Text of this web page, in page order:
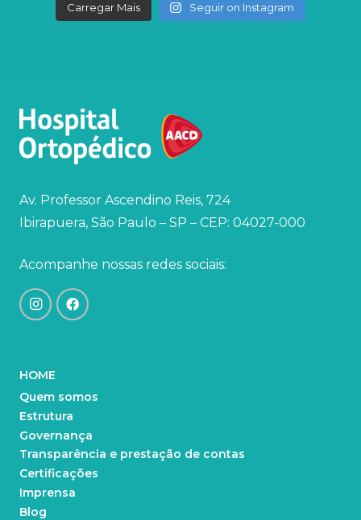
Carregar Mais Seguir on Instagram
Av. Professor Ascendino Reis, 724
Ibirapuera, São Paulo – SP – CEP: 04027-000
Acompanhe nossas redes sociais:
HOME
Quem somos
Estrutura
Governança
Transparência e prestação de contas
Certificações
Imprensa
Blog